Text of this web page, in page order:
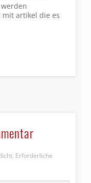
mit artikel die es
Erforderliche